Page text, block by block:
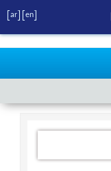
[ar]